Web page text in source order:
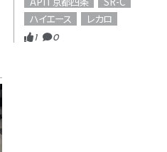
ハイエース
レカロ
1 0